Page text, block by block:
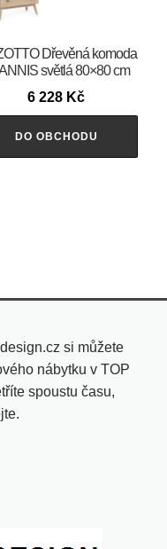
Dřevěná komoda
světlá 80×80 cm
6 228 Kč
DO OBCHODU
si můžete
nábytku v TOP
spoustu času,